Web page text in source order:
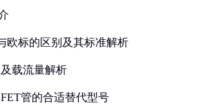
欧标的区别及其标准解析
载流量解析
管的合适替代型号